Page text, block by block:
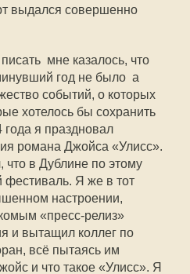
выдался совершенно
 мне казалось, что
год не было  а
событий, о которых
хотелось бы сохранить
я праздновал
романа Джойса «Улисс».
что в Дублине по этому
фестиваль. Я же в тот
настроении,
«пресс-релиз»
и вытащил коллег по
всё пытаясь им
и что такое «Улисс». Я